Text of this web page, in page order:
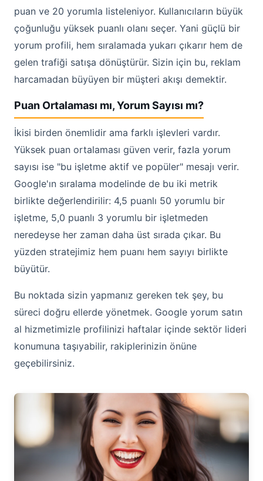
puan ve 20 yorumla listeleniyor. Kullanıcıların büyük
çoğunluğu yüksek puanlı olanı seçer. Yani güçlü bir
yorum profili, hem sıralamada yukarı çıkarır hem de
gelen trafiği satışa dönüştürür. Sizin için bu, reklam
harcamadan büyüyen bir müşteri akışı demektir.
Puan Ortalaması mı, Yorum Sayısı mı?
İkisi birden önemlidir ama farklı işlevleri vardır.
Yüksek puan ortalaması güven verir, fazla yorum
sayısı ise "bu işletme aktif ve popüler" mesajı verir.
Google'ın sıralama modelinde de bu iki metrik
birlikte değerlendirilir: 4,5 puanlı 50 yorumlu bir
işletme, 5,0 puanlı 3 yorumlu bir işletmeden
neredeyse her zaman daha üst sırada çıkar. Bu
yüzden stratejimiz hem puanı hem sayıyı birlikte
büyütür.
Bu noktada sizin yapmanız gereken tek şey, bu
süreci doğru ellerde yönetmek. Google yorum satın
al hizmetimizle profilinizi haftalar içinde sektör lideri
konumuna taşıyabilir, rakiplerinizin önüne
geçebilirsiniz.